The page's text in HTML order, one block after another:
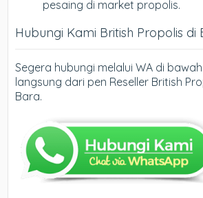
pesaing di market propolis.
Hubungi Kami British Propolis di
Segera hubungi melalui WA di
langsung dari pen Reseller British
Bara.